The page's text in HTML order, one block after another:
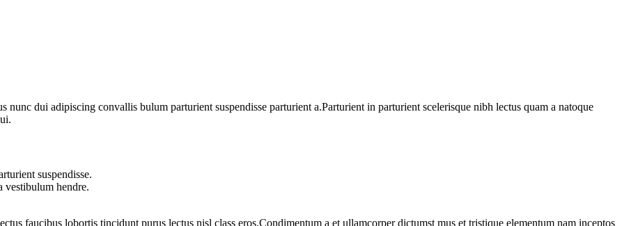
dui adipiscing convallis bulum parturient suspendisse parturient a.Parturient in parturient scelerisque nibh lectus quam a natoque
suspendisse.
vestibulum hendre.
faucibus lobortis tincidunt purus lectus nisl class eros.Condimentum a et ullamcorper dictumst mus et tristique elementum nam inceptos